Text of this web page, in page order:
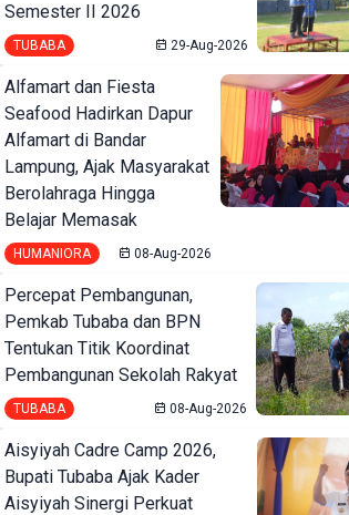
Semester II 2026
TUBABA 29-Aug-2026
Alfamart dan Fiesta
Seafood Hadirkan Dapur
Alfamart di Bandar
Lampung, Ajak Masyarakat
Berolahraga Hingga
Belajar Memasak
HUMANIORA 08-Aug-2026
Percepat Pembangunan,
Pemkab Tubaba dan BPN
Tentukan Titik Koordinat
Pembangunan Sekolah Rakyat
TUBABA 08-Aug-2026
Aisyiyah Cadre Camp 2026,
Bupati Tubaba Ajak Kader
Aisyiyah Sinergi Perkuat